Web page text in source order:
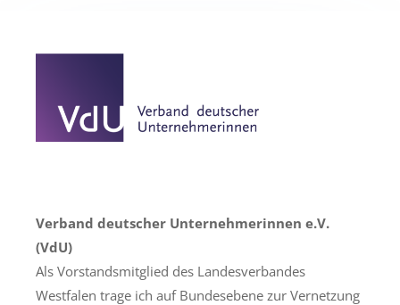
Verband deutscher Unternehmerinnen e.V.
(VdU)
Als Vorstandsmitglied des Landesverbandes
Westfalen trage ich auf Bundesebene zur Vernetzung